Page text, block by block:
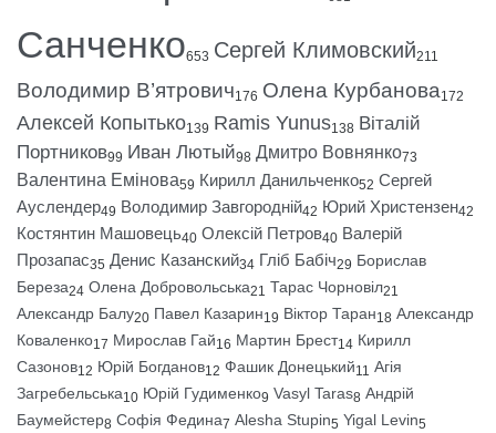
Санченко653 Сергей Климовский211
Володимир В’ятрович176 Олена Курбанова172
Алексей Копытько139 Ramis Yunus138 Віталій
Портников99 Иван Лютый98 Дмитро Вовнянко73
Валентина Емінова59 Кирилл Данильченко52 Сергей
Ауслендер49 Володимир Завгородній42 Юрий Христензен42
Костянтин Машовець40 Олексій Петров40 Валерій
Прозапас35 Денис Казанский34 Гліб Бабіч29 Борислав
Береза24 Олена Добровольська21 Тарас Чорновіл21
Александр Балу20 Павел Казарин19 Віктор Таран18 Александр
Коваленко17 Мирослав Гай16 Мартин Брест14 Кирилл
Сазонов12 Юрій Богданов12 Фашик Донецький11 Агія
Загребельська10 Юрій Гудименко9 Vasyl Taras8 Андрій
Баумейстер8 Софія Федина7 Alesha Stupin5 Yigal Levin5